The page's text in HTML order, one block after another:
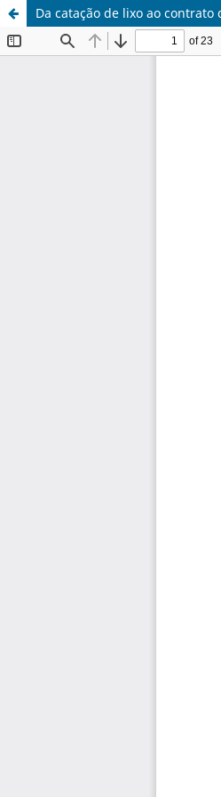
Da catação de lixo ao